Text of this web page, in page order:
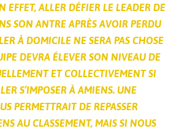
EFFET, ALLER DÉFIER LE LEADER DE
SON ANTRE APRÈS AVOIR PERDU
À DOMICILE NE SERA PAS CHOSE
DEVRA ÉLEVER SON NIVEAU DE
ET COLLECTIVEMENT SI
S’IMPOSER À AMIENS. UNE
PERMETTRAIT DE REPASSER
AU CLASSEMENT, MAIS SI NOUS